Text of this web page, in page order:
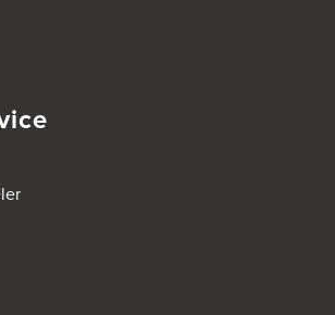
AS
Karmøy AS